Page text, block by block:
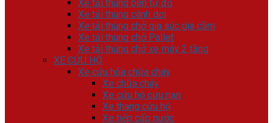
Xe tải thùng ben tự đổ
Xe tải thùng cánh dơi
Xe tải thùng chở gia súc gia cầm
Xe tải thùng chở Pallet
Xe tải thùng chở xe máy 2 tầng
XE CỨU HỘ
Xe cứu hỏa chữa cháy
Xe chữa cháy
Xe cứu hộ cứu nạn
Xe thang cứu hộ
Xe tiếp cấp nước